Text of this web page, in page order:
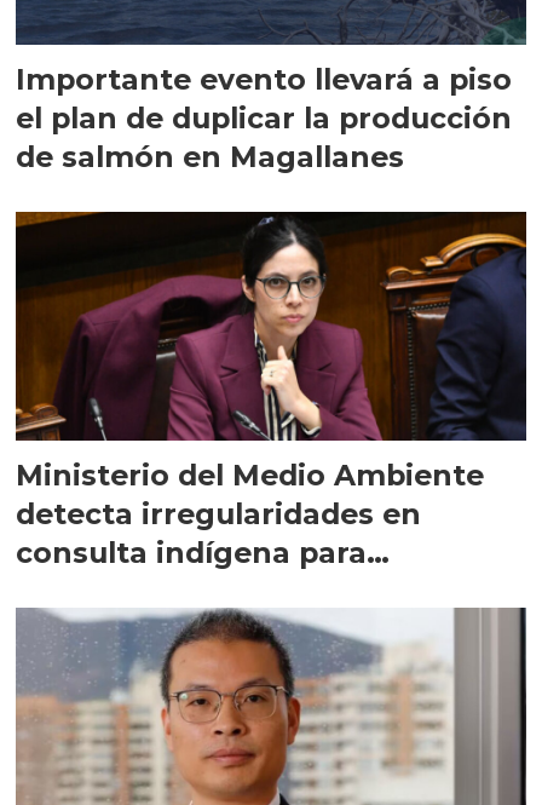
Importante evento llevará a piso
el plan de duplicar la producción
de salmón en Magallanes
Ministerio del Medio Ambiente
detecta irregularidades en
consulta indígena para